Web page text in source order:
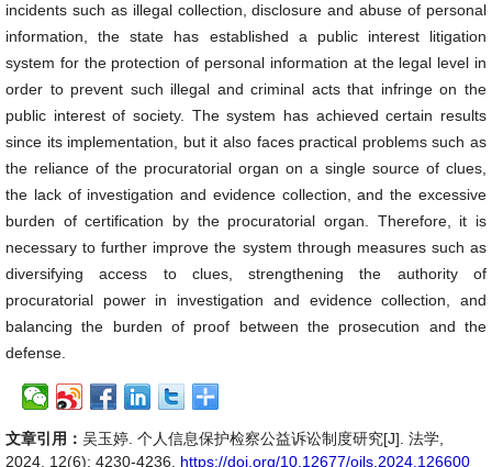
incidents such as illegal collection, disclosure and abuse of personal
information, the state has established a public interest litigation
system for the protection of personal information at the legal level in
order to prevent such illegal and criminal acts that infringe on the
public interest of society. The system has achieved certain results
since its implementation, but it also faces practical problems such as
the reliance of the procuratorial organ on a single source of clues,
the lack of investigation and evidence collection, and the excessive
burden of certification by the procuratorial organ. Therefore, it is
necessary to further improve the system through measures such as
diversifying access to clues, strengthening the authority of
procuratorial power in investigation and evidence collection, and
balancing the burden of proof between the prosecution and the
defense.
文章引用： 吴玉婷. 个人信息保护检察公益诉讼制度研究[J]. 法学,
2024, 12(6): 4230-4236. https://doi.org/10.12677/ojls.2024.126600